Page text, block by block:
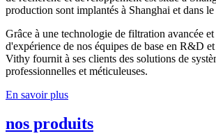
production sont implantés à Shanghai et dans
Grâce à une technologie de filtration avancée
d'expérience de nos équipes de base en R&D
Vithy fournit à ses clients des solutions de
professionnelles et méticuleuses.
En savoir plus
nos produits